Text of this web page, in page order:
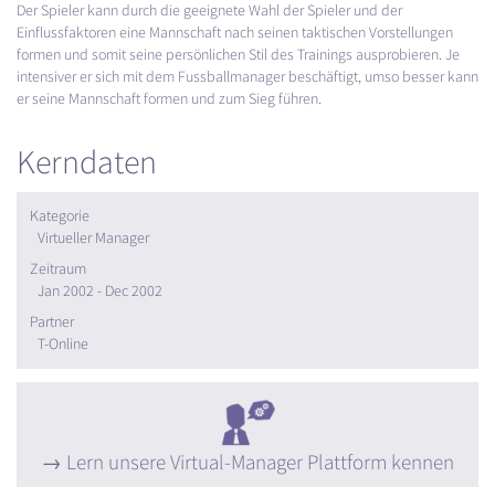
Der Spieler kann durch die geeignete Wahl der Spieler und der
Einflussfaktoren eine Mannschaft nach seinen taktischen Vorstellungen
formen und somit seine persönlichen Stil des Trainings ausprobieren. Je
intensiver er sich mit dem Fussballmanager beschäftigt, umso besser kann
er seine Mannschaft formen und zum Sieg führen.
Kerndaten
Kategorie
Virtueller Manager
Zeitraum
Jan 2002 - Dec 2002
Partner
T-Online
Lern unsere Virtual-Manager Plattform kennen